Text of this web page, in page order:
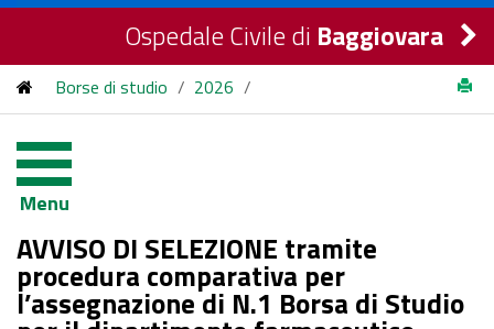
Ospedale Civile di Baggiovara
Borse di studio / 2026 /
l’assegnazione di N.1 Borsa di Studio per il dipartimento
farmaceutico aziendale
Menu
AVVISO DI SELEZIONE tramite
procedura comparativa per
l’assegnazione di N.1 Borsa di Studio